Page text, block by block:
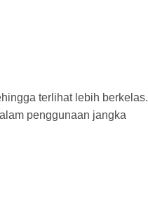
terlihat lebih berkelas.
penggunaan jangka